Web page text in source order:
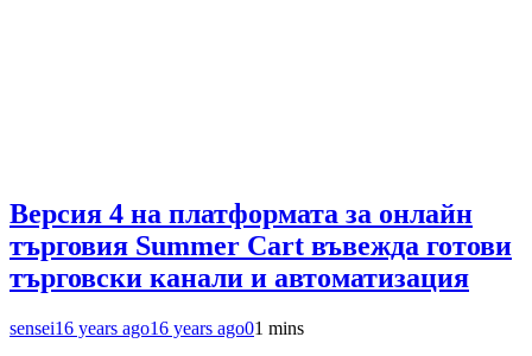
Версия 4 на платформата за онлайн
търговия Summer Cart въвежда готови
търговски канали и автоматизация
sensei16 years ago16 years ago01 mins